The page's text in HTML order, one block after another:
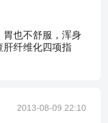
也不舒服，浑身
肝纤维化四项指
2013-08-09 22:10